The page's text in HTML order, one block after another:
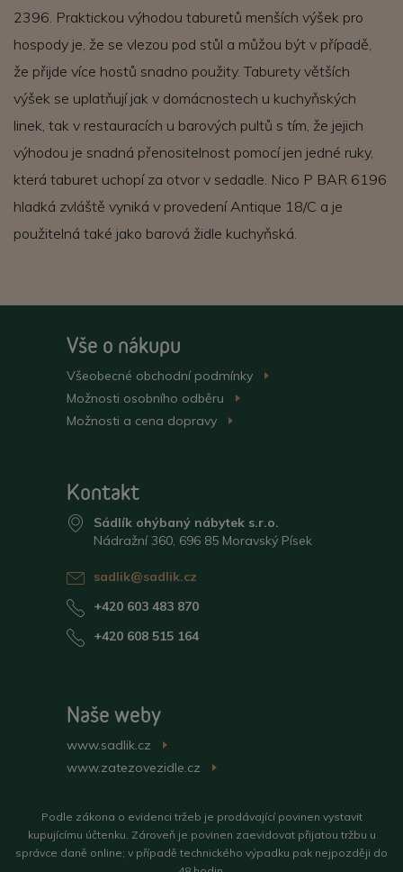
2396. Praktickou výhodou taburetů menších výšek pro
hospody je, že se vlezou pod stůl a můžou být v případě,
že přijde více hostů snadno použity. Taburety větších
výšek se uplatňují jak v domácnostech u kuchyňských
linek, tak v restauracích u barových pultů s tím, že jejich
výhodou je snadná přenositelnost pomocí jen jedné ruky,
která taburet uchopí za otvor v sedadle. Nico P BAR 6196
hladká zvláště vyniká v provedení Antique 18/C a je
použitelná také jako barová židle kuchyňská.
Vše o nákupu
Všeobecné obchodní podmínky
Možnosti osobního odběru
Možnosti a cena dopravy
Kontakt
Sádlík ohýbaný nábytek s.r.o.
Nádražní 360, 696 85 Moravský Písek
sadlik@sadlik.cz
+420 603 483 870
+420 608 515 164
Naše weby
www.sadlik.cz
www.zatezovezidle.cz
Podle zákona o evidenci tržeb je prodávající povinen vystavit
kupujícímu účtenku. Zároveň je povinen zaevidovat přijatou tržbu u
správce daně online; v případě technického výpadku pak nejpozději do